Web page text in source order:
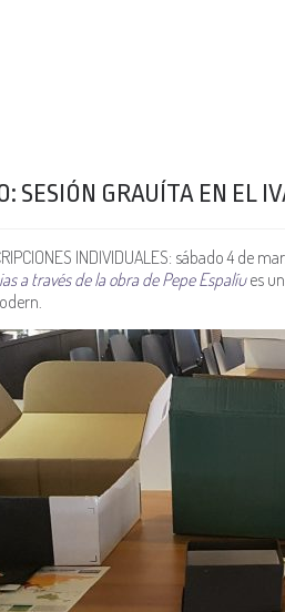
SESIÓN GRAUÍTA EN EL
INDIVIDUALES: sábado 4 de
a través de la obra de Pepe Espalíues